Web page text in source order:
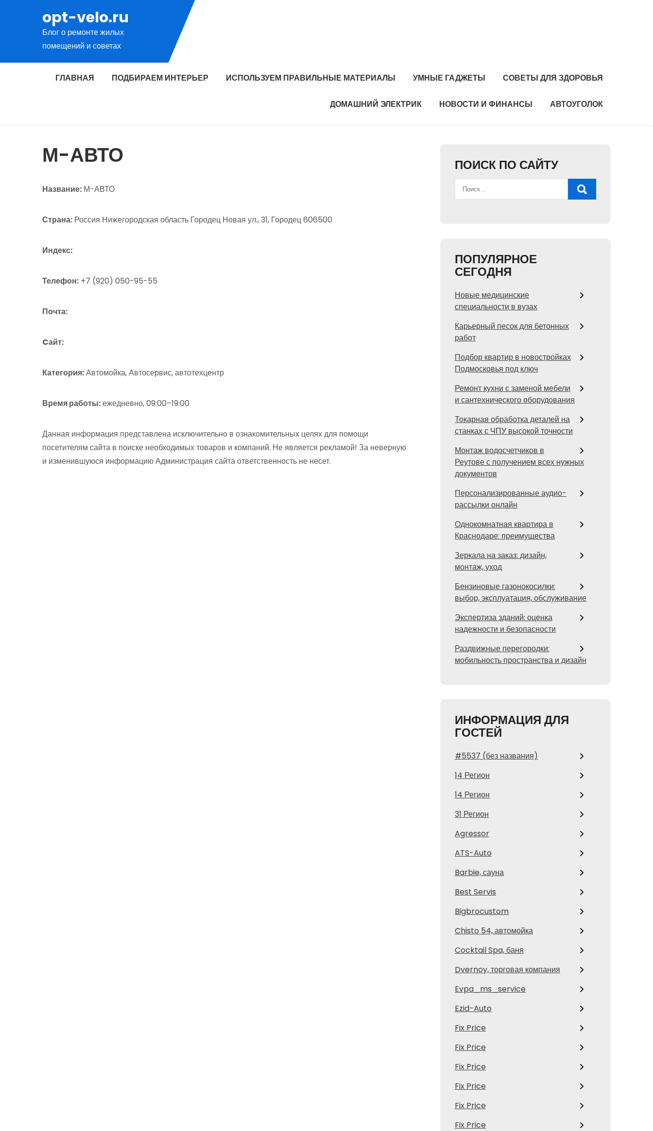
содержимому
opt-velo.ru
Блог о ремонте жилых
помещений и советах
ГЛАВНАЯ ПОДБИРАЕМ ИНТЕРЬЕР ИСПОЛЬЗУЕМ ПРАВИЛЬНЫЕ МАТЕРИАЛЫ УМНЫЕ ГАДЖЕТЫ СОВЕТЫ ДЛЯ ЗДОРОВЬЯ
ДОМАШНИЙ ЭЛЕКТРИК НОВОСТИ И ФИНАНСЫ АВТОУГОЛОК
М-АВТО
Название: М-АВТО
Страна: Россия Нижегородская область Городец Новая ул., 31, Городец 606500
Индекс:
Телефон: +7 (920) 050-95-55
Почта:
Cайт:
Категория:Автомойка, Автосервис, автотехцентр
Время работы:ежедневно, 09:00–19:00
Данная информация представлена исключительно в ознакомительных целях для помощи
посетителям сайта в поиске необходимых товаров и компаний. Не является рекламой! За неверную
и изменившуюся информацию Администрация сайта ответственность не несет.
ПОИСК ПО САЙТУ
ПОПУЛЯРНОЕ
СЕГОДНЯ
Новые медицинские
специальности в вузах
Карьерный песок для бетонных
работ
Подбор квартир в новостройках
Подмосковья под ключ
Ремонт кухни с заменой мебели
и сантехнического оборудования
Токарная обработка деталей на
станках с ЧПУ высокой точности
Монтаж водосчетчиков в
Реутове с получением всех нужных
документов
Персонализированные аудио-
рассылки онлайн
Однокомнатная квартира в
Краснодаре: преимущества
Зеркала на заказ: дизайн,
монтаж, уход
Бензиновые газонокосилки:
выбор, эксплуатация, обслуживание
Экспертиза зданий: оценка
надежности и безопасности
Раздвижные перегородки:
мобильность пространства и дизайн
ИНФОРМАЦИЯ ДЛЯ
ГОСТЕЙ
#5537 (без названия)
14 Регион
14 Регион
31 Регион
Agressor
ATS-Auto
Barbie, сауна
Best Servis
Bigbrocustom
Chisto 54, автомойка
Cocktail Spa, баня
Dvernoy, торговая компания
Evpa_ms_service
Ezid-Auto
Fix Price
Fix Price
Fix Price
Fix Price
Fix Price
Fix Price